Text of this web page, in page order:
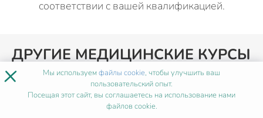
соответствии с вашей квалификацией.
ДРУГИЕ МЕДИЦИНСКИЕ КУРСЫ
СЕСТРИНСКОЕ ДЕЛО
× Мы используемфайлы cookie, чтобы улучшить ваш
пользовательский опыт.
Посещая этот сайт, вы соглашаетесь на использование нами
файлов cookie.